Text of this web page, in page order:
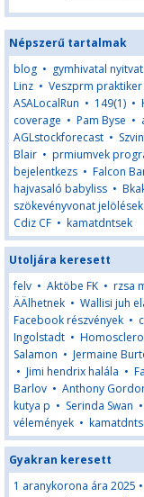
Népszerű tartalmak
blog • gymhivatal
Linz • Veszprm praktiker
ASALocalRun • 149(1) •
coverage • Pam Byse •
AGLstockforecast •
Blair • prmiumvek
bejelentkezs • Falcon
hajvasaló babyliss •
szökevényvonat jelölések
Cdiz CF • kamatdntsek
Utoljára keresett
felv • Aktöbe FK • rzsa
ÄÄlhetnek • Wallisi juh
Facebook részvények •
Ingolstadt •
Salamon • Jermaine
• Jimi hendrix halála •
Barlov • Anthony
kutya p • Serinda Swan •
vélemények •
Gyakran keresett
1 aranykorona ára 2025 •